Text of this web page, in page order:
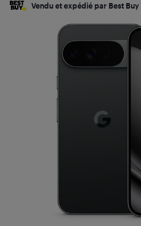
Vendu et expédié par Best Buy